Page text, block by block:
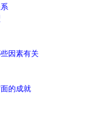
因素有关
的成就